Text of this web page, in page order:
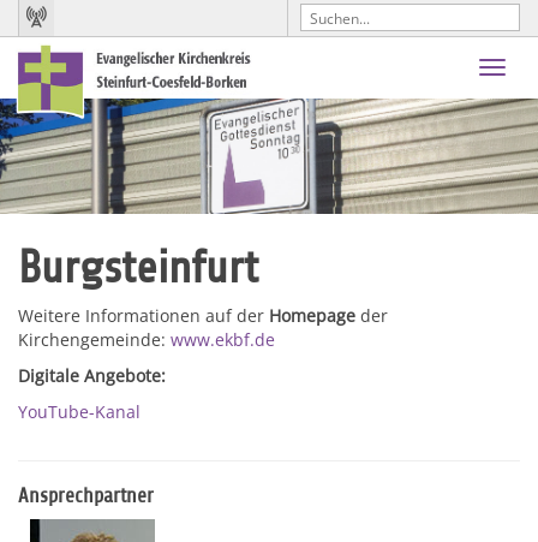
Burgsteinfurt
Weitere Informationen auf der Homepage der
Kirchengemeinde: www.ekbf.de
Digitale Angebote:
YouTube-Kanal
Ansprechpartner